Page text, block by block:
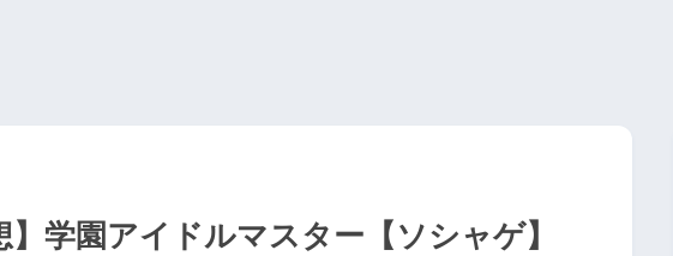
】学園アイドルマスター【ソシャゲ】